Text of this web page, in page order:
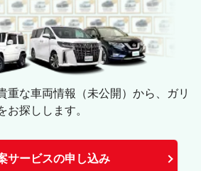
重な車両情報（未公開）から、ガリ
お探しします。
サービスの申し込み